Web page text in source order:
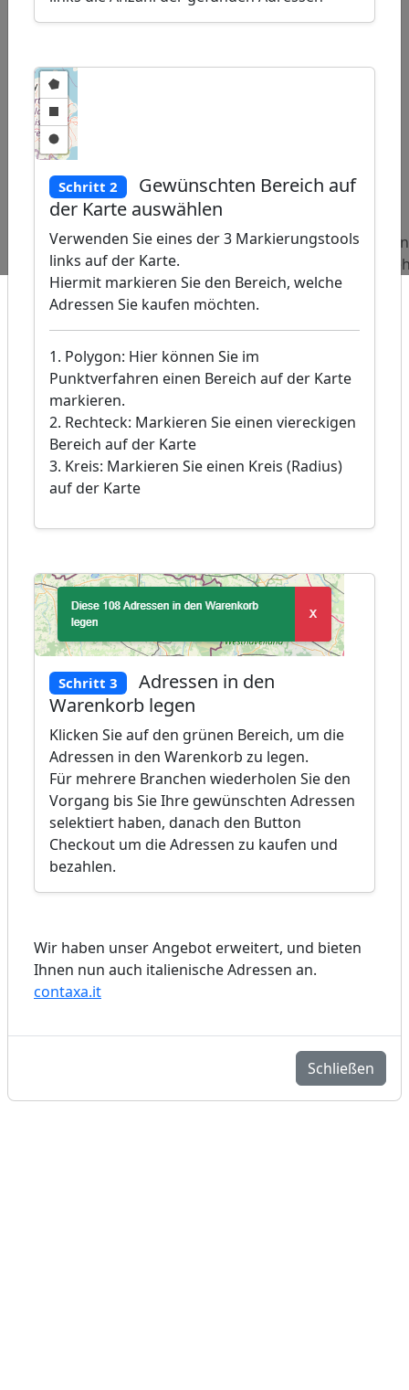
Beliebte
Abfragen:
Adressen
Golfplätze
Adressen
Adressen
Schritt 2
Gewünschten Bereich auf
der Karte auswählen
Verwenden Sie eines der 3 Markierungstools
links auf der Karte.
Hiermit markieren Sie den Bereich, welche
Adressen Sie kaufen möchten.
1. Polygon: Hier können Sie im
Punktverfahren einen Bereich auf der Karte
markieren.
2. Rechteck: Markieren Sie einen viereckigen
Bereich auf der Karte
3. Kreis: Markieren Sie einen Kreis (Radius)
auf der Karte
Schritt 3
Adressen in den
Warenkorb legen
Klicken Sie auf den grünen Bereich, um die
Adressen in den Warenkorb zu legen.
Für mehrere Branchen wiederholen Sie den
Vorgang bis Sie Ihre gewünschten Adressen
selektiert haben, danach den Button
Checkout um die Adressen zu kaufen und
bezahlen.
Wir haben unser Angebot erweitert, und bieten
Ihnen nun auch italienische Adressen an.
contaxa.it
Schließen